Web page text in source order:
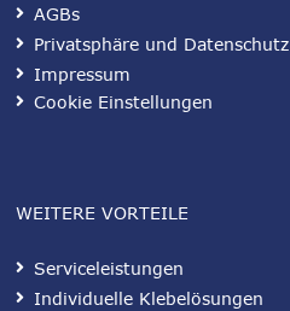
AGBs
Privatsphäre und Datenschutz
Impressum
Cookie Einstellungen
WEITERE VORTEILE
Serviceleistungen
Individuelle Klebelösungen